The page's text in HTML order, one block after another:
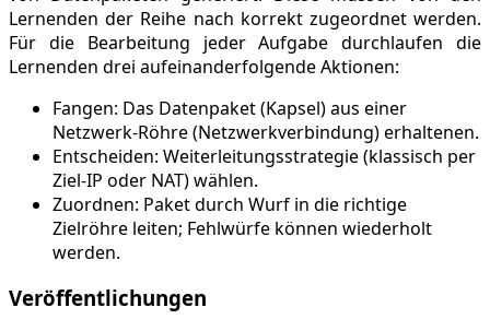
Lernenden der Reihe nach korrekt zugeordnet werden.
Für die Bearbeitung jeder Aufgabe durchlaufen die
Lernenden drei aufeinanderfolgende Aktionen:
Fangen: Das Datenpaket (Kapsel) aus einer
Netzwerk-Röhre (Netzwerkverbindung) erhaltenen.
Entscheiden: Weiterleitungsstrategie (klassisch per
Ziel-IP oder NAT) wählen.
Zuordnen: Paket durch Wurf in die richtige
Zielröhre leiten; Fehlwürfe können wiederholt
werden.
Veröffentlichungen